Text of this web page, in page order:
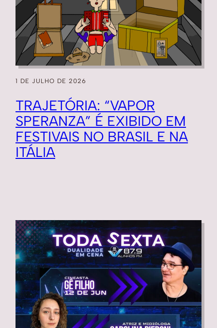
1 DE JULHO DE 2026
TRAJETÓRIA: “VAPOR
SPERANZA” É EXIBIDO EM
FESTIVAIS NO BRASIL E NA
ITÁLIA